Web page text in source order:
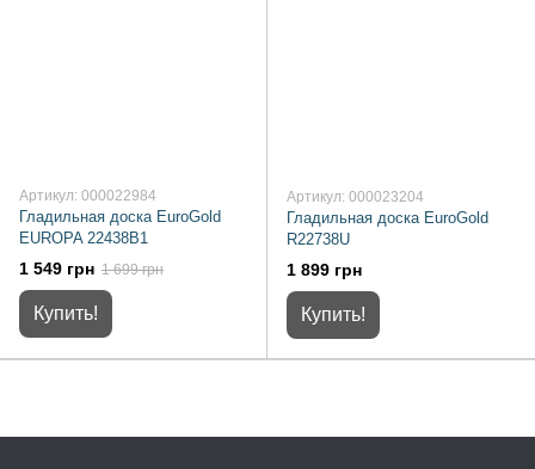
Артикул: 000022984
Гладильная доска EuroGold
EUROPA 22438B1
1 549 грн 1 699 грн
Купить!
Артикул: 000023204
Гладильная доска EuroGold
R22738U
1 899 грн
Купить!